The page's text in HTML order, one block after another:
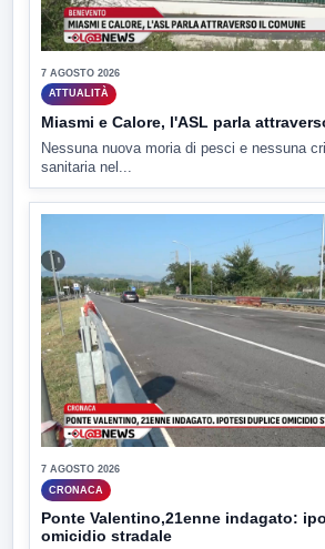
7 AGOSTO 2026
ATTUALITÀ
Miasmi e Calore, l'ASL parla
Nessuna nuova moria di pesci e nessuna
sanitaria nel...
7 AGOSTO 2026
CRONACA
Ponte Valentino,21enne indagato:
omicidio stradale